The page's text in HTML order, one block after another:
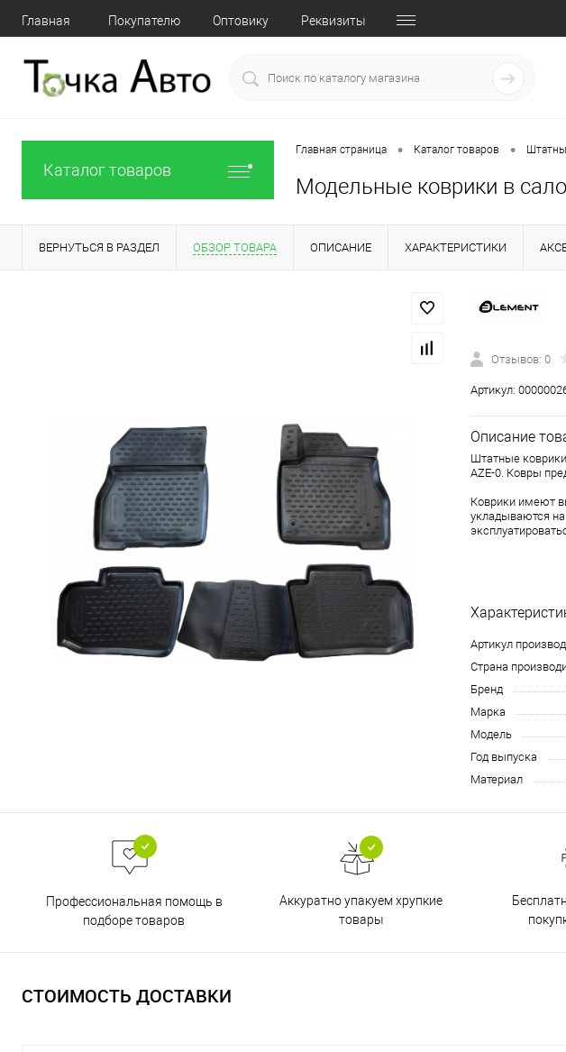
Главная Покупателю Оптовику Реквизиты
Каталог товаров
Главная страница • Каталог товаров •
Модельные коврики в
ВЕРНУТЬСЯ В РАЗДЕЛ ОБЗОР ТОВАРА ОПИСАНИЕ ХАРАКТЕРИСТИКИ
Отзывов: 0
Артикул:
Описание
Штатные
AZE-0. Ковры
Коврики имеют
укладываются
Артикул
Страна
Бренд
Марка
Модель
Год выпуска
Материал
Профессиональная помощь в
подборе товаров
Аккуратно упакуем хрупкие
товары
СТОИМОСТЬ ДОСТАВКИ